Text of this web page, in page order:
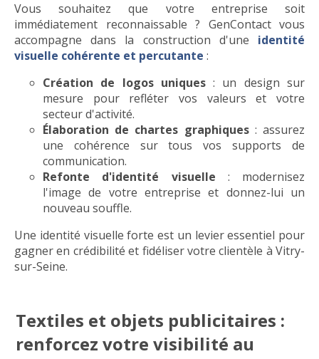
Vous souhaitez que votre entreprise soit
immédiatement reconnaissable ? GenContact vous
accompagne dans la construction d'une identité
visuelle cohérente et percutante :
Création de logos uniques: un design sur
mesure pour refléter vos valeurs et votre
secteur d'activité.
Élaboration de chartes graphiques: assurez
une cohérence sur tous vos supports de
communication.
Refonte d'identité visuelle : modernisez
l'image de votre entreprise et donnez-lui un
nouveau souffle.
Une identité visuelle forte est un levier essentiel pour
gagner en crédibilité et fidéliser votre clientèle à Vitry-
sur-Seine.
Textiles et objets publicitaires :
renforcez votre visibilité au